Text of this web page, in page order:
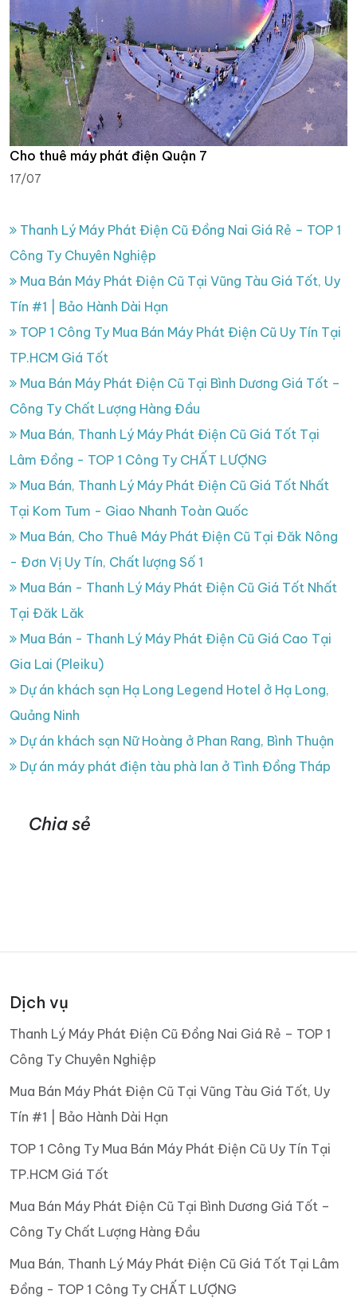
Cho thuê máy phát điện Quận 7
17/07
Thanh Lý Máy Phát Điện Cũ Đồng Nai Giá Rẻ – TOP 1
Công Ty Chuyên Nghiệp
Mua Bán Máy Phát Điện Cũ Tại Vũng Tàu Giá Tốt, Uy
Tín #1 | Bảo Hành Dài Hạn
TOP 1 Công Ty Mua Bán Máy Phát Điện Cũ Uy Tín Tại
TP.HCM Giá Tốt
Mua Bán Máy Phát Điện Cũ Tại Bình Dương Giá Tốt –
Công Ty Chất Lượng Hàng Đầu
Mua Bán, Thanh Lý Máy Phát Điện Cũ Giá Tốt Tại
Lâm Đồng - TOP 1 Công Ty CHẤT LƯỢNG
Mua Bán, Thanh Lý Máy Phát Điện Cũ Giá Tốt Nhất
Tại Kom Tum - Giao Nhanh Toàn Quốc
Mua Bán, Cho Thuê Máy Phát Điện Cũ Tại Đăk Nông
- Đơn Vị Uy Tín, Chất lượng Số 1
Mua Bán - Thanh Lý Máy Phát Điện Cũ Giá Tốt Nhất
Tại Đăk Lăk
Mua Bán - Thanh Lý Máy Phát Điện Cũ Giá Cao Tại
Gia Lai (Pleiku)
Dự án khách sạn Hạ Long Legend Hotel ở Hạ Long,
Quảng Ninh
Dự án khách sạn Nữ Hoàng ở Phan Rang, Bình Thuận
Dự án máy phát điện tàu phà lan ở Tình Đồng Tháp
Chia sẻ
Dịch vụ
Thanh Lý Máy Phát Điện Cũ Đồng Nai Giá Rẻ – TOP 1
Công Ty Chuyên Nghiệp
Mua Bán Máy Phát Điện Cũ Tại Vũng Tàu Giá Tốt, Uy
Tín #1 | Bảo Hành Dài Hạn
TOP 1 Công Ty Mua Bán Máy Phát Điện Cũ Uy Tín Tại
TP.HCM Giá Tốt
Mua Bán Máy Phát Điện Cũ Tại Bình Dương Giá Tốt –
Công Ty Chất Lượng Hàng Đầu
Mua Bán, Thanh Lý Máy Phát Điện Cũ Giá Tốt Tại Lâm
Đồng - TOP 1 Công Ty CHẤT LƯỢNG